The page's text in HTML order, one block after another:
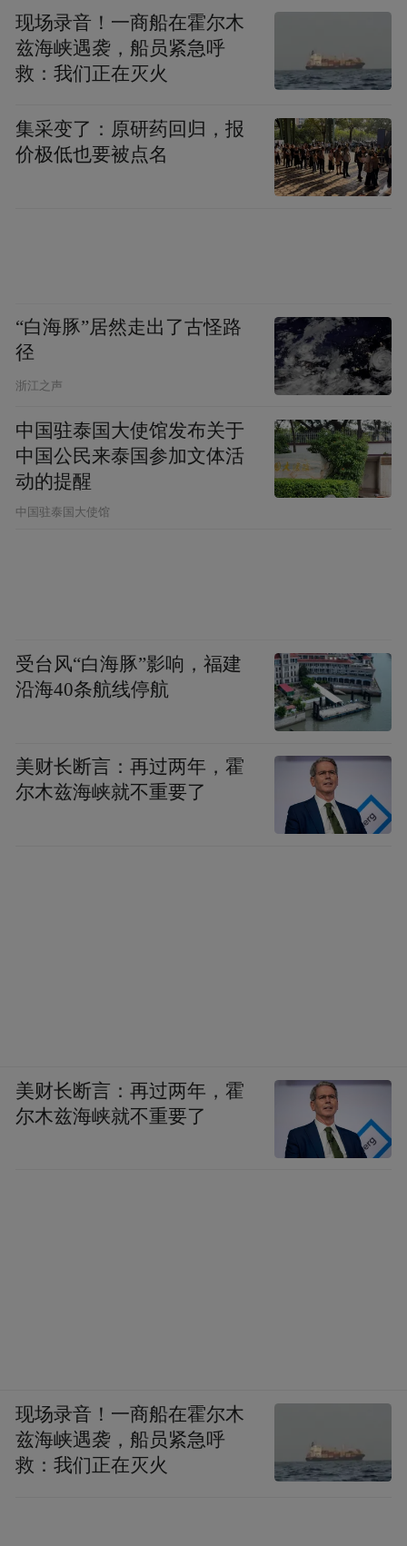
现场录音！一商船在霍尔木
兹海峡遇袭，船员紧急呼
救：我们正在灭火
集采变了：原研药回归，报
价极低也要被点名
“白海豚”居然走出了古怪路
径
浙江之声
中国驻泰国大使馆发布关于
中国公民来泰国参加文体活
动的提醒
中国驻泰国大使馆
受台风“白海豚”影响，福建
沿海40条航线停航
美财长断言：再过两年，霍
尔木兹海峡就不重要了
美财长断言：再过两年，霍
尔木兹海峡就不重要了
现场录音！一商船在霍尔木
兹海峡遇袭，船员紧急呼
救：我们正在灭火